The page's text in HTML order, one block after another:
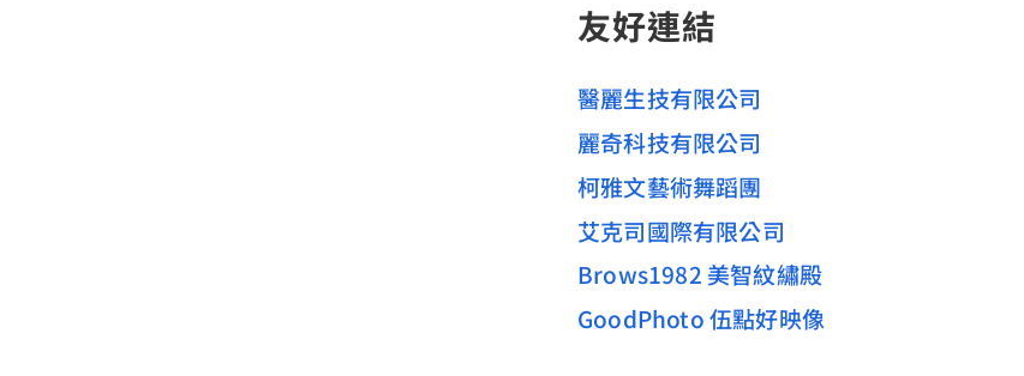
友好連結
醫麗生技有限公司
麗奇科技有限公司
柯雅文藝術舞蹈團
艾克司國際有限公司
Brows1982 美智紋繡殿
GoodPhoto 伍點好映像